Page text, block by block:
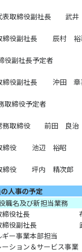
取締役副社長 武
役副社長 辰村 裕
役副社長予定者
役副社長 沖田 章
取締役予定者
取締役 前田 良治
役 池辺 裕昭
役 坪内 精次郎
人事の予定
職名及び新担当業務
役社長
役副社長
ー事業本部担当
ーション＆サービス事業